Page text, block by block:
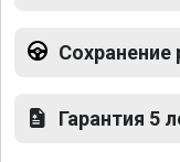
Сохранение
Гарантия 5